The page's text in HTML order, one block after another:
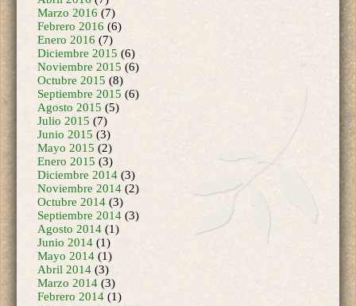
Enero 2016(7)
Diciembre 2015(6)
Noviembre 2015
Octubre 2015(8)
Septiembre 2015 (6)
Agosto 2015(5)
Julio 2015(7)
Junio 2015(3)
Mayo 2015(2)
Enero 2015 (3)
Diciembre 2014
Noviembre 2014
Octubre 2014(3)
Septiembre 2014 (3)
Agosto 2014(1)
Junio 2014 (1)
Mayo 2014(1)
Abril 2014(3)
Marzo 2014 (3)
Febrero 2014(1)
Septiembre 2013
Diciembre 2011(1)